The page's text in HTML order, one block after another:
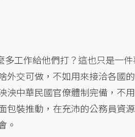
工作給他們打？這也只是一件
外交可做，不如用來接洽各國的
中華民國官僚體制完備，不用
包裝推動，在充沛的公務員資源
。